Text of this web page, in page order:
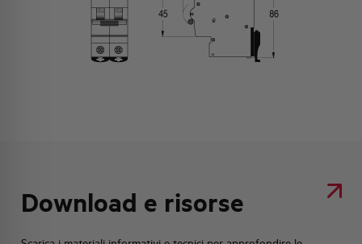
Download e risorse